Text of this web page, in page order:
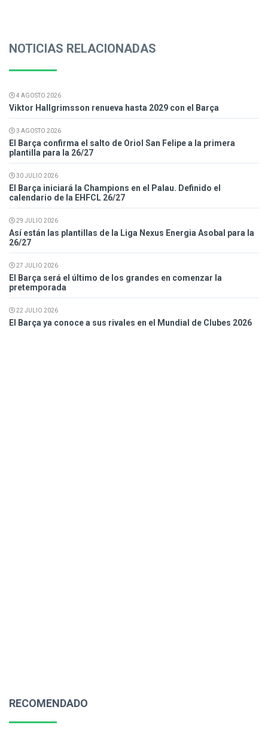
NOTICIAS RELACIONADAS
4 AGOSTO 2026
Viktor Hallgrimsson renueva hasta 2029 con el Barça
3 AGOSTO 2026
El Barça confirma el salto de Oriol San Felipe a la primera
plantilla para la 26/27
30 JULIO 2026
El Barça iniciará la Champions en el Palau. Definido el
calendario de la EHFCL 26/27
29 JULIO 2026
Así están las plantillas de la Liga Nexus Energia Asobal para la
26/27
27 JULIO 2026
El Barça será el último de los grandes en comenzar la
pretemporada
22 JULIO 2026
El Barça ya conoce a sus rivales en el Mundial de Clubes 2026
RECOMENDADO